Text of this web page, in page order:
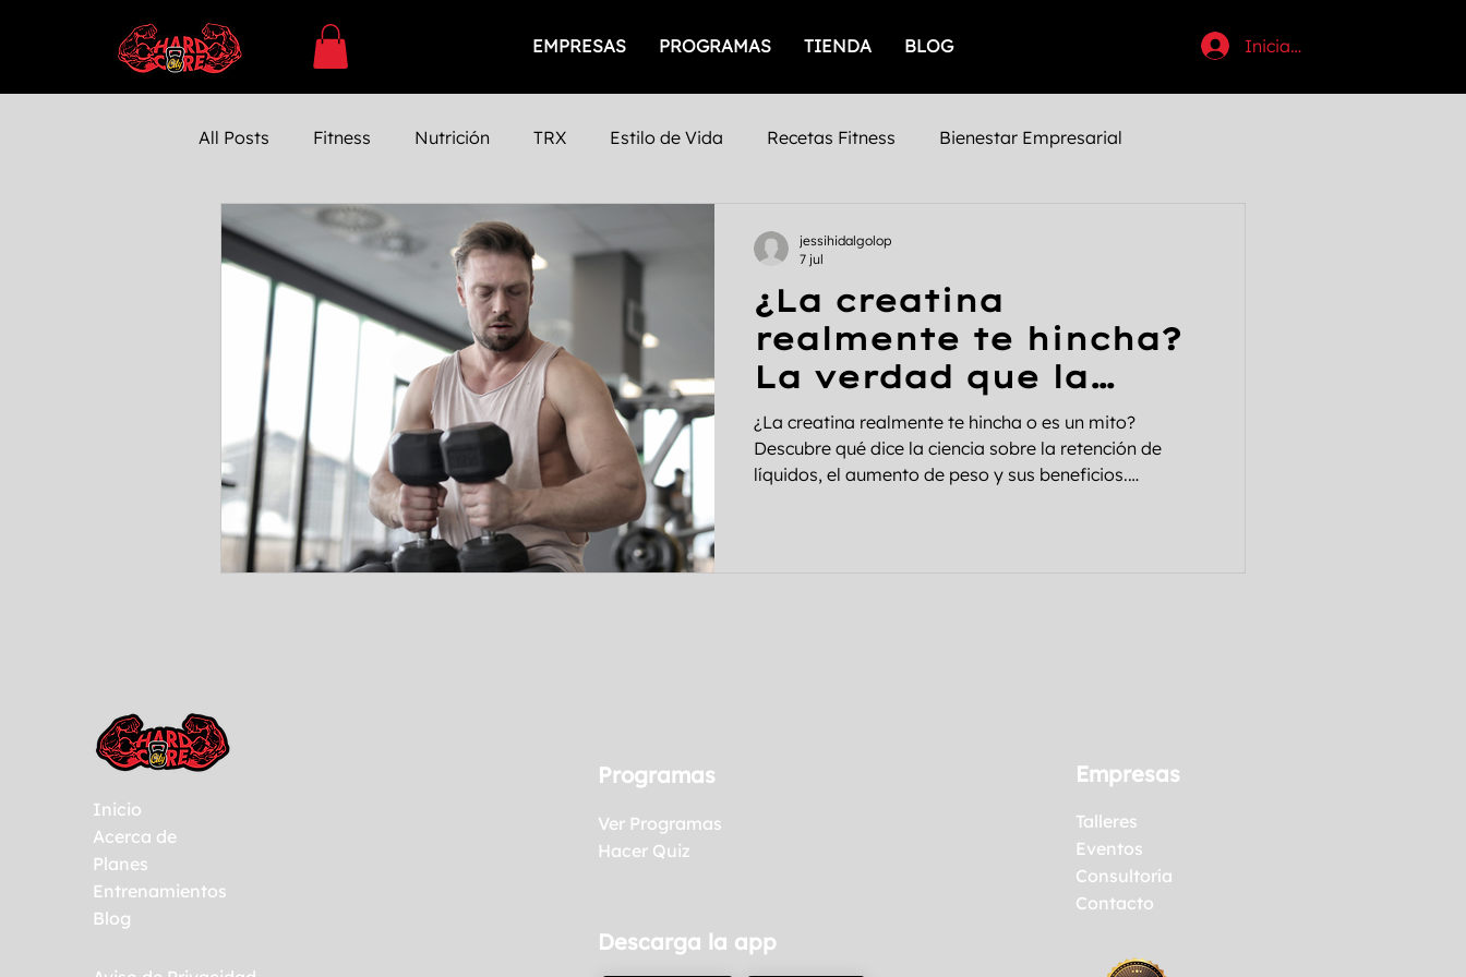
EMPRESAS PROGRAMAS TIENDA BLOG Iniciar sesión
All Posts Fitness Nutrición TRX Estilo de Vida Recetas Fitness Bienestar Empresarial
SUPLEMENTACÓN Ejercicios
Entrenamiento Entrenamiento Femenino gimnasios San Luis Potosi
Farmacología Bienestar Mental Fuerza Cafeina
Testosterona Entrenamiento Entrenamiento Personalizado Entrenamiento Pecho Chest
¿La creatina
realmente te hincha?
La verdad que la
ciencia ha
descubierto
¿La creatina realmente te hincha o es un mito?
Descubre qué dice la ciencia sobre la retención de
líquidos, el aumento de peso y sus beneficios.
jessihidalgolop
7 jul
Inicio
Acerca de
Planes
Entrenamientos
Blog
Programas
Ver Programas
Hacer Quiz
Descarga la app
Empresas
Talleres
Eventos
Consultoría
Contacto